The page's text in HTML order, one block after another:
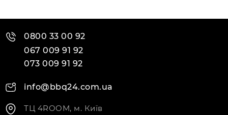
0800 33 00 92
067 009 91 92
073 009 91 92
info@bbq24.com.ua
ТЦ 4ROOM, м. Київ